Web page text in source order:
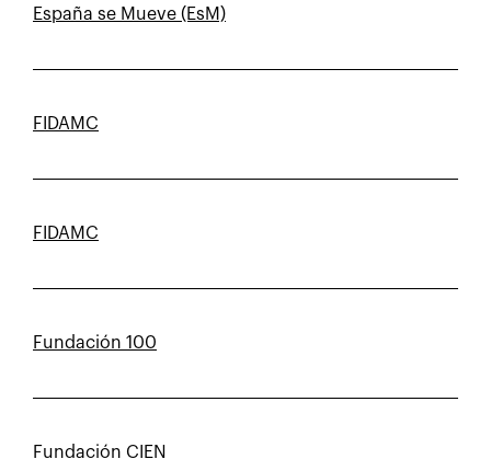
España se Mueve (EsM)
FIDAMC
FIDAMC
Fundación 100
Fundación CIEN